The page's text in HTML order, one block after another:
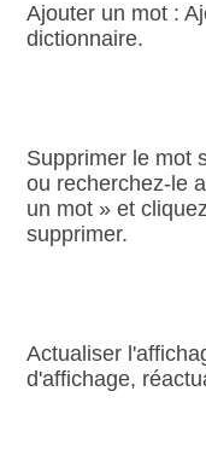
Ajouter un mot :
dictionnaire.
Supprimer le mot
ou recherchez‑le
un mot » et
supprimer.
Actualiser
d'affichage,